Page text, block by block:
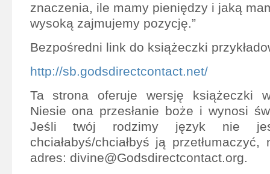
znaczenia, ile mamy pieniędzy i jaką
wysoką zajmujemy pozycję.”
Bezpośredni link do książeczki
http://sb.godsdirectcontact.net/
Ta strona oferuje wersję książeczki
Niesie ona przesłanie boże i wynosi
Jeśli twój rodzimy język nie
chciałabyś/chciałbyś ją
adres: divine@Godsdirectcontact.org.